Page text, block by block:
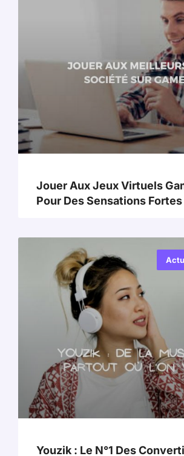
Jouer Aux Jeux Virtuels
Pour Des Sensations Fortes
Youzik : Le N°1 Des